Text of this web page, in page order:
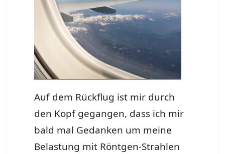
Auf dem Rückflug ist mir durch
den Kopf gegangen, dass ich mir
bald mal Gedanken um meine
Belastung mit Röntgen-Strahlen